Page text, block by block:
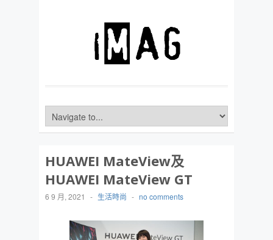
HUAWEI MateView及
HUAWEI MateView GT
6 9 月, 2021 - 生活時尚 - no comments